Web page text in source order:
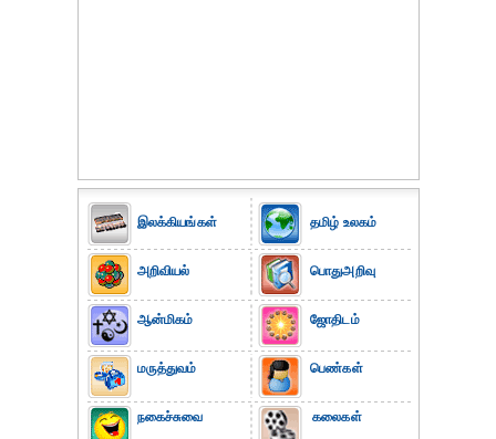
இலக்கியங்கள்
அறிவியல்
ஆன்மிகம்
மருத்துவம்
நகைச்சுவை
தமிழ் உலகம்
பொதுஅறிவு
ஜோதிடம்
பெண்கள்
கலைகள்